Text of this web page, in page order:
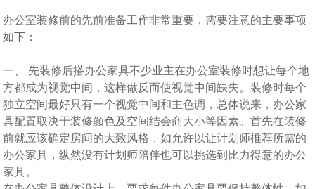
办公室装修前的先前准备工作非常重要，需要注意的主要事项
如下：
一、 先装修后搭办公家具不少业主在办公室装修时想让每个地
方都成为视觉中间，这样做反而使视觉中间缺失。装修时每个
独立空间最好只有一个视觉中间和主色调，总体说来，办公家
具配置取决于装修颜色及空间结会商大小等因素。首先在装修
前就应该确定房间的大致风格，如允许以让计划师推荐所需的
办公家具，纵然没有计划师陪伴也可以挑选到比力得意的办公
家具。